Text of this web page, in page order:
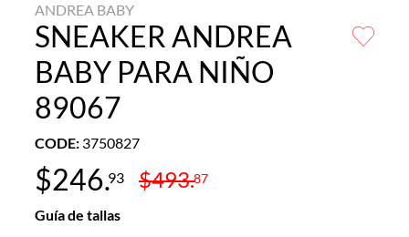
ANDREA BABY
SNEAKER ANDREA
BABY PARA NIÑO
89067
CODE: 3750827
$246.93 $493.87
Guía de tallas